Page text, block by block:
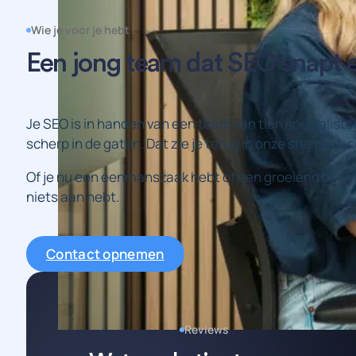
Wie je voor je hebt
Een jong team dat SEO snapt
Je SEO is in handen van een team van tien
scherp in de gaten. Dat zie je terug in onze
Of je nu een eenmanszaak hebt of een groeiend
niets aan hebt.
Contact opnemen
Reviews